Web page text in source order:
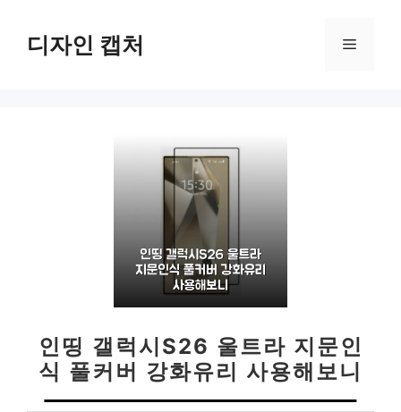
디자인 캡처 메
인띵 갤럭시S26 울트라 지문인
식 풀커버 강화유리 사용해보니